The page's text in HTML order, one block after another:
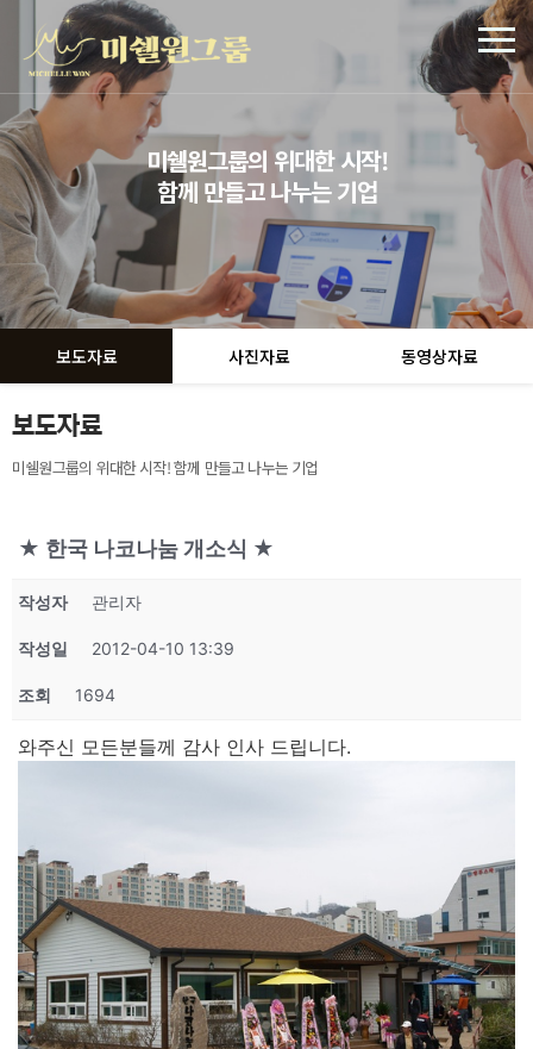
미쉘원그룹의 위대한 시작!
함께 만들고 나누는 기업
보도자료 사진자료 동영상자료
보도자료
미쉘원그룹의 위대한 시작! 함께 만들고 나누는 기업
★ 한국 나코나눔 개소식 ★
작성자 관리자
작성일 2012-04-10 13:39
조회 1694
와주신 모든분들께 감사 인사 드립니다.